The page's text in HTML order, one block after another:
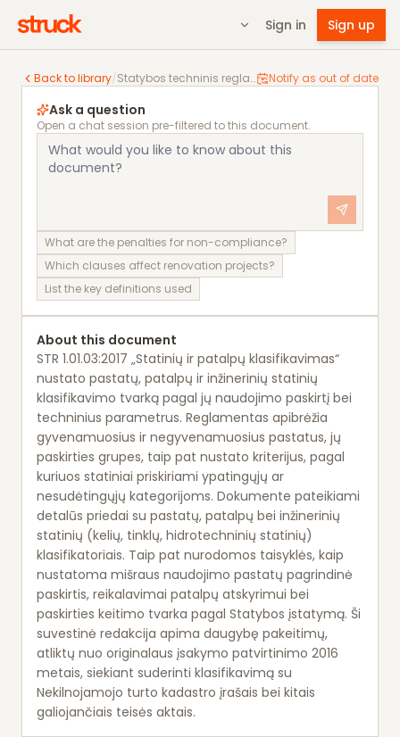
Sign in Sign up
Back to library/ Statybos techninis reglamentas STR 1.01.03:2017 Notify as out of date
Statybos techninis reglamentas STR 1.01.03:2017
Ask a question
Open a chat session pre-filtered to this document.
What are the penalties for non-compliance?
Which clauses affect renovation projects?
List the key definitions used
About this document
STR 1.01.03:2017 „Statinių ir patalpų klasifikavimas“
nustato pastatų, patalpų ir inžinerinių statinių
klasifikavimo tvarką pagal jų naudojimo paskirtį bei
techninius parametrus. Reglamentas apibrėžia
gyvenamuosius ir negyvenamuosius pastatus, jų
paskirties grupes, taip pat nustato kriterijus, pagal
kuriuos statiniai priskiriami ypatingųjų ar
nesudėtingųjų kategorijoms. Dokumente pateikiami
detalūs priedai su pastatų, patalpų bei inžinerinių
statinių (kelių, tinklų, hidrotechninių statinių)
klasifikatoriais. Taip pat nurodomos taisyklės, kaip
nustatoma mišraus naudojimo pastatų pagrindinė
paskirtis, reikalavimai patalpų atskyrimui bei
paskirties keitimo tvarka pagal Statybos įstatymą. Ši
suvestinė redakcija apima daugybę pakeitimų,
atliktų nuo originalaus įsakymo patvirtinimo 2016
metais, siekiant suderinti klasifikavimą su
Nekilnojamojo turto kadastro įrašais bei kitais
galiojančiais teisės aktais.